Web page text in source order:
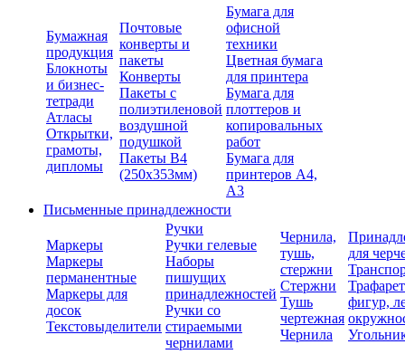
Бумажная
продукция
Блокноты
и бизнес-
тетради
Атласы
Открытки,
грамоты,
дипломы
Почтовые
конверты и
пакеты
Конверты
Пакеты с
полиэтиленовой
воздушной
подушкой
Пакеты В4
(250х353мм)
Бумага для
офисной
техники
Цветная бумага
для принтера
Бумага для
плоттеров и
копировальных
работ
Бумага для
принтеров А4,
А3
Письменные принадлежности
Маркеры
Маркеры
перманентные
Маркеры для
досок
Текстовыделители
Ручки
Ручки гелевые
Наборы
пишущих
принадлежностей
Ручки со
стираемыми
чернилами
Чернила,
тушь,
стержни
Стержни
Тушь
чертежная
Чернила
для
фигур,